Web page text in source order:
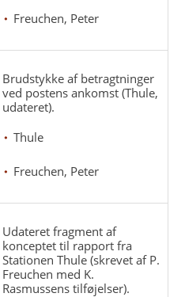
Freuchen, Peter
Brudstykke af betragtninger
ved postens ankomst (Thule,
udateret).
Thule
Freuchen, Peter
Udateret fragment af
konceptet til rapport fra
Stationen Thule (skrevet af P.
Freuchen med K.
Rasmussens tilføjelser).